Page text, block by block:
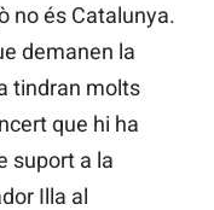
no és Catalunya.
demanen la
tindran molts
que hi ha
suport a la
Illa al